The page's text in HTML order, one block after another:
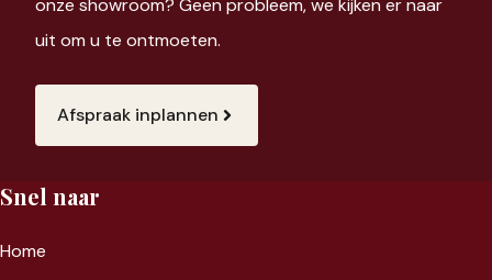
onze showroom? Geen probleem, we kijken er naar
uit om u te ontmoeten.
Afspraak inplannen
Snel naar
Home